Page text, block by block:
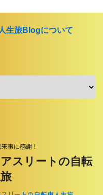
生旅Blogについて
事に感謝！
スリートの自転